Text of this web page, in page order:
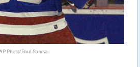
Photo/Paul Sancya